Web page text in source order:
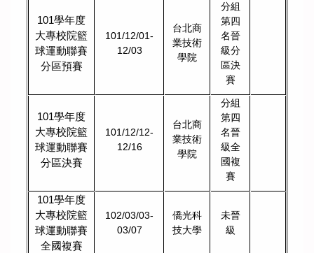
101學年度
大專校院籃
球運動聯賽
分區預賽
101/12/01-
12/03
台北商
業技術
學院
分組
第四
名晉
級分
區決
賽
101學年度
大專校院籃
球運動聯賽
分區決賽
101/12/12-
12/16
台北商
業技術
學院
分組
第四
名晉
級全
國複
賽
101學年度
大專校院籃
球運動聯賽
全國複賽
102/03/03-
03/07
僑光科
技大學
未晉
級